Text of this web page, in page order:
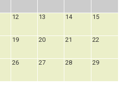
12 13 14 15
19 20 21 22
26 27 28 29